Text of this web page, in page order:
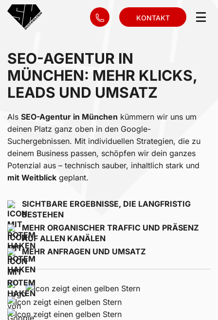
KONTAKT
SEO-AGENTUR IN
MÜNCHEN: MEHR KLICKS,
LEADS UND UMSATZ
Als SEO-Agentur in München kümmern wir uns um
deinen Platz ganz oben in den Google-
Suchergebnissen. Mit individuellen Strategien, die zu
deinem Business passen, schöpfen wir dein ganzes
Potenzial aus – technisch sauber, inhaltlich stark und
mit Weitblick geplant.
SICHTBARE ERGEBNISSE, DIE LANGFRISTIG
BESTEHEN
MEHR ORGANISCHER TRAFFIC UND PRÄSENZ
AUF ALLEN KANÄLEN
MEHR ANFRAGEN UND UMSATZ